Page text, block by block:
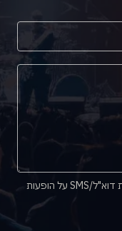
אני מאשר/ת קבלת מידע ופרסום באמצעות דוא"ל/SMS על הופעות